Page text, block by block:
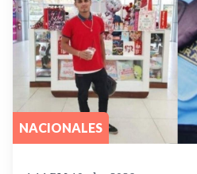
NACIONALES